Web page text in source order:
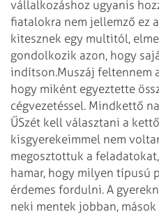
vállalkozáshoz ugyanis
fiatalokra nem jellemző ez
kitesznek egy multitól,
gondolkozik azon, hogy
indítson.Muszáj feltennem
hogy miként egyeztette
cégvezetéssel. Mindkettő
ŰSzét kell választani a
kisgyerekeimmel nem
megosztottuk a
hamar, hogy milyen típusú
érdemes fordulni. A
neki mentek jobban,